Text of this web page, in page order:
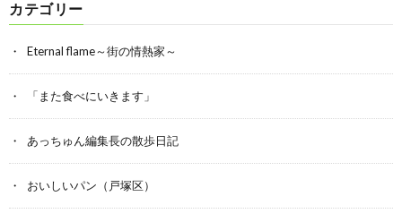
カテゴリー
Eternal flame～街の情熱家～
「また食べにいきます」
あっちゅん編集長の散歩日記
おいしいパン（戸塚区）